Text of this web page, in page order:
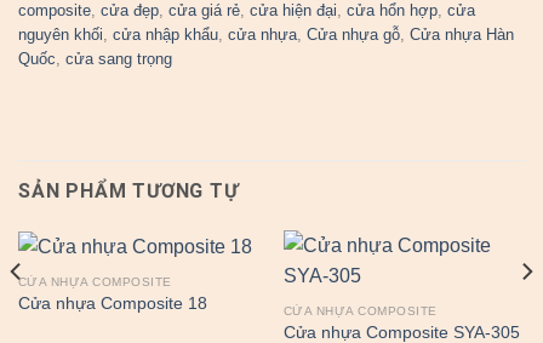
composite, cửa đẹp, cửa giá rẻ, cửa hiện đại, cửa hổn hợp, cửa
nguyên khối, cửa nhập khẩu, cửa nhựa, Cửa nhựa gỗ, Cửa nhựa Hàn
Quốc, cửa sang trọng
SẢN PHẨM TƯƠNG TỰ
CỬA NHỰA COMPOSITE
Cửa nhựa Composite 18 CỬA NHỰA COMPOSITE
Cửa nhựa Composite SYA-305